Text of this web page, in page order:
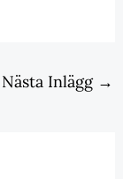
Nästa Inlägg →